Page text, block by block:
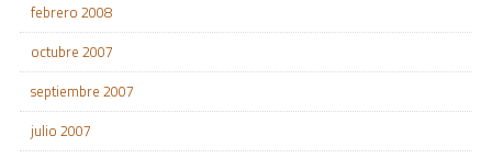
febrero 2008
octubre 2007
septiembre 2007
julio 2007